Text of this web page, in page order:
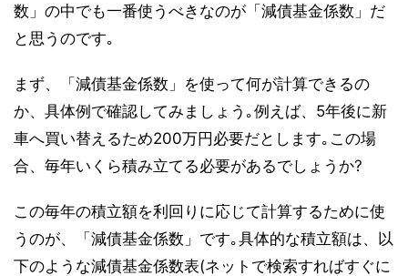
数」の中でも一番使うべきなのが「減債基金係数」だ
と思うのです｡
まず、「減債基金係数」を使って何が計算できるの
か、具体例で確認してみましょう｡例えば、5年後に新
車へ買い替えるため200万円必要だとします｡この場
合、毎年いくら積み立てる必要があるでしょうか?
この毎年の積立額を利回りに応じて計算するために使
うのが、「減債基金係数」です｡具体的な積立額は、以
下のような減債基金係数表(ネットで検索すればすぐに